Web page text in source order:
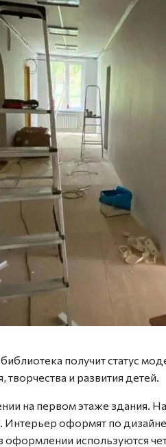
получит статус
творчества и развития детей.
на первом этаже здания.
Интерьер оформят по
используются